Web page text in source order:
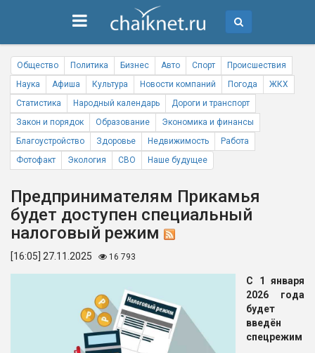
Общество Политика Бизнес Авто Спорт
Происшествия
Наука
Афиша Культура Новости компаний Погода
ЖКХ
Статистика
Народный календарь
Дороги и транспорт
Закон и порядок
Образование
Экономика и финансы
Благоустройство
Здоровье Недвижимость
Работа
Фотофакт
Экология СВО Наше будущее
Предпринимателям Прикамья
будет доступен специальный
налоговый режим
[16:05] 27.11.2025 16 793
С 1 января
2026 года
будет
введён
спецрежим